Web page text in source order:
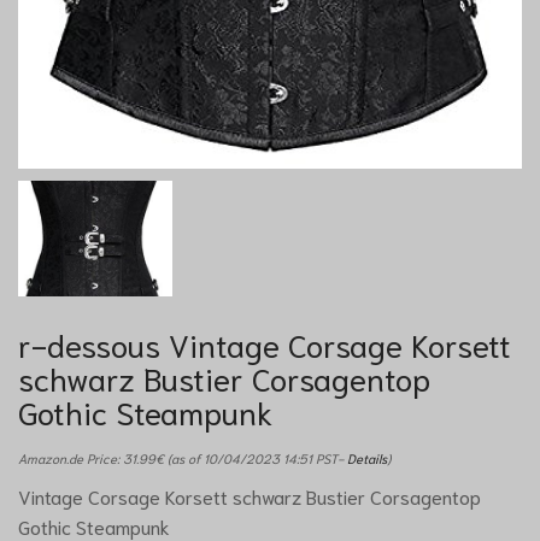
r-dessous Vintage Corsage Korsett
schwarz Bustier Corsagentop
Gothic Steampunk
Amazon.de Price: 31.99€(as of 10/04/2023 14:51 PST- Details)
Vintage Corsage Korsett schwarz Bustier Corsagentop
Gothic Steampunk